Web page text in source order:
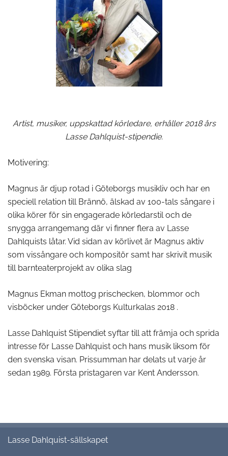
Artist, musiker, uppskattad körledare, erhåller 2018 års
Lasse Dahlquist-stipendie.
Motivering:
Magnus är djup rotad i Göteborgs musikliv och har en
speciell relation till Brännö, älskad av 100-tals sångare i
olika körer för sin engagerade körledarstil och de
snygga arrangemang där vi finner flera av Lasse
Dahlquists låtar. Vid sidan av körlivet är Magnus aktiv
som vissångare och kompositör samt har skrivit musik
till barnteaterprojekt av olika slag
Magnus Ekman mottog prischecken, blommor och
visböcker under Göteborgs Kulturkalas 2018 .
Lasse Dahlquist Stipendiet syftar till att främja och sprida
intresse för Lasse Dahlquist och hans musik liksom för
den svenska visan. Prissumman har delats ut varje år
sedan 1989. Första pristagaren var Kent Andersson.
Lasse Dahlquist-sällskapet